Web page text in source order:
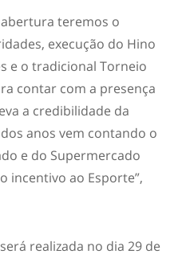
teremos o
execução do Hino
e o tradicional Torneio
contar com a presença
a credibilidade da
anos vem contando o
e do Supermercado
incentivo ao Esporte”,
realizada no dia 29 de